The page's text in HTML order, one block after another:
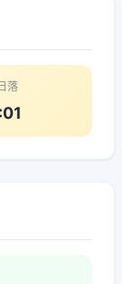
落